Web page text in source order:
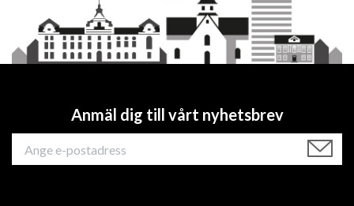
Anmäl dig till vårt nyhetsbrev